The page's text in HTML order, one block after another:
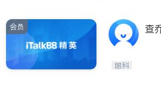
会员
查
眼科